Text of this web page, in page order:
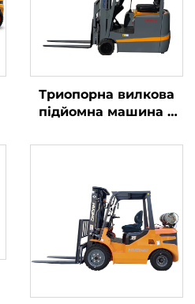
Триопорна вилкова
підйомна машина з
вагою 1,0 тонни,